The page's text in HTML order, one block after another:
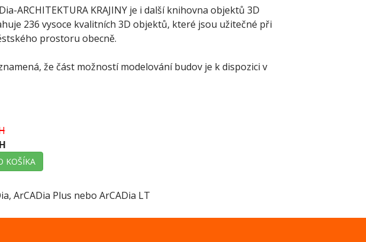
ARCHITEKTURA KRAJINY je i další knihovna objektů 3D
236 vysoce kvalitních 3D objektů, které jsou užitečné při
prostoru obecně.
že část možností modelování budov je k dispozici v
KOŠÍKA
ArCADia Plus nebo ArCADia LT